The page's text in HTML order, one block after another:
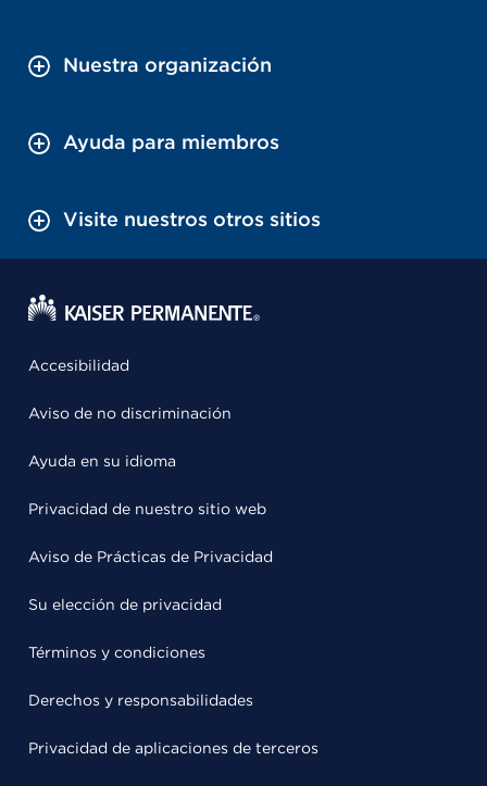
Nuestra organización
Ayuda para miembros
Visite nuestros otros sitios
Accesibilidad
Aviso de no discriminación
Ayuda en su idioma
Privacidad de nuestro sitio web
Aviso de Prácticas de Privacidad
Su elección de privacidad
Términos y condiciones
Derechos y responsabilidades
Privacidad de aplicaciones de terceros